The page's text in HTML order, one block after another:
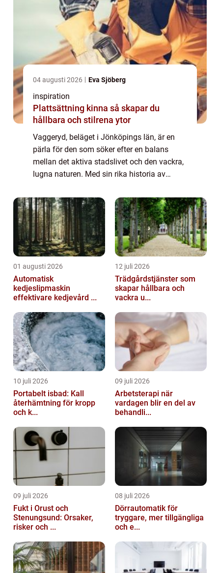
04 augusti 2026 Eva Sjöberg
inspiration
Plattsättning kinna så skapar du
hållbara och stilrena ytor
Vaggeryd, beläget i Jönköpings län, är en
pärla för den som söker efter en balans
mellan det aktiva stadslivet och den vackra,
lugna naturen. Med sin rika historia av
utveckla...
01 augusti 2026
Automatisk
kedjeslipmaskin
effektivare kedjevård ...
12 juli 2026
Trädgårdstjänster som
skapar hållbara och
vackra u...
10 juli 2026
Portabelt isbad: Kall
återhämtning för kropp
och k...
09 juli 2026
Arbetsterapi när
vardagen blir en del av
behandli...
09 juli 2026
Fukt i Orust och
Stenungsund: Orsaker,
risker och ...
08 juli 2026
Dörrautomatik för
tryggare, mer tillgängliga
och e...